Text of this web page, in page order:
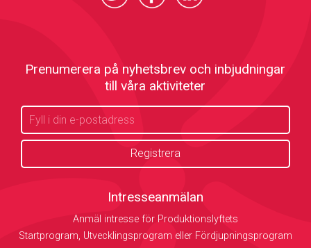
Prenumerera på nyhetsbrev och inbjudningar
till våra aktiviteter
Intresseanmälan
Anmäl intresse för Produktionslyftets
Startprogram, Utvecklingsprogram eller Fördjupningsprogram